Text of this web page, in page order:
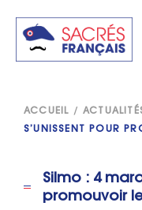
ACCUEIL /
S’UNISSENT POUR
Silmo : 4
promouvoir